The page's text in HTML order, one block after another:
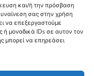
και/ή την πρόσβαση
σας στην χρήση
να επεξεργαστούμε
μοναδικά IDs σε αυτον τον
μπορεί να επηρεάσει
και συμβουλευτικές
ρύθμισης ή